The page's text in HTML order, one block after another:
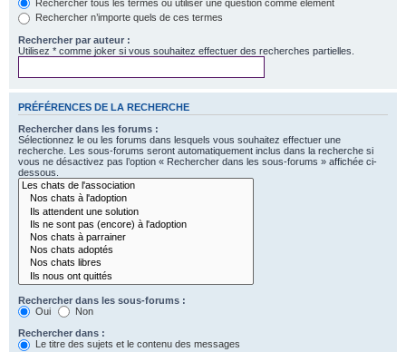
Rechercher tous les termes ou utiliser une question comme élément
Rechercher n’importe quels de ces termes
Rechercher par auteur :
Utilisez * comme joker si vous souhaitez effectuer des recherches partielles.
PRÉFÉRENCES DE LA RECHERCHE
Rechercher dans les forums :
Sélectionnez le ou les forums dans lesquels vous souhaitez effectuer une
recherche. Les sous-forums seront automatiquement inclus dans la recherche si
vous ne désactivez pas l’option « Rechercher dans les sous-forums » affichée ci-
dessous.
Rechercher dans les sous-forums :
Oui
Non
Rechercher dans :
Le titre des sujets et le contenu des messages